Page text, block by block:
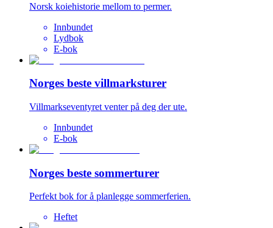
Norsk koiehistorie mellom to permer.
Innbundet
Lydbok
E-bok
Norges beste villmarksturer
Villmarkseventyret venter på deg der ute.
Innbundet
E-bok
Norges beste sommerturer
Perfekt bok for å planlegge sommerferien.
Heftet